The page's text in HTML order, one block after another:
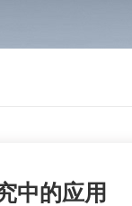
中的应用